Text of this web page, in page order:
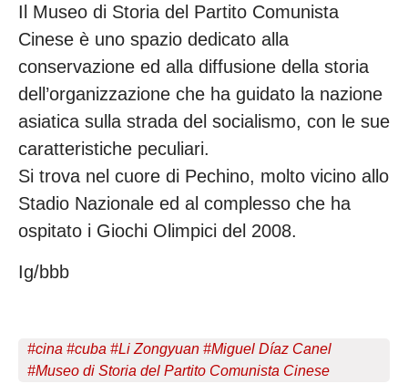
Il Museo di Storia del Partito Comunista
Cinese è uno spazio dedicato alla
conservazione ed alla diffusione della storia
dell’organizzazione che ha guidato la nazione
asiatica sulla strada del socialismo, con le sue
caratteristiche peculiari.
Si trova nel cuore di Pechino, molto vicino allo
Stadio Nazionale ed al complesso che ha
ospitato i Giochi Olimpici del 2008.
Ig/bbb
#cina #cuba #Li Zongyuan #Miguel Díaz Canel
#Museo di Storia del Partito Comunista Cinese